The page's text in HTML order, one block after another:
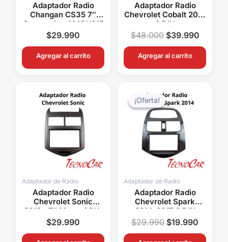
Adaptador Radio
Changan CS35 7″
Connection AMCN015
$29.990
Agregar al carrito
Adaptador Radio
Chevrolet Cobalt 2016
2 DIN
$48.000 $39.990
Agregar al carrito
Adaptador de Radio
Adaptador Radio
Chevrolet Sonic
2012+ 7″ Metra ACH-
007
$29.990
¡Oferta!
¡Oferta!
Adaptador de Radio
Adaptador Radio
Chevrolet Spark
2014-2017 2 DIN
Connection ACH-018
$29.990
precio
original
era:
$29.990.
$19.990